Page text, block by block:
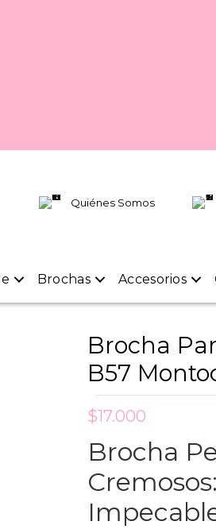
Quiénes Somos
Brochas Accesorios
Brocha
B57
$17.000
Brocha